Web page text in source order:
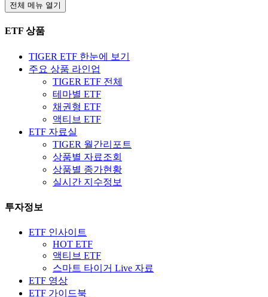
전체 메뉴 열기
ETF 상품
TIGER ETF 한눈에 보기
주요 상품 라인업
TIGER ETF 전체
테마별 ETF
채권형 ETF
액티브 ETF
ETF 자료실
TIGER 월간리포트
상품별 자료조회
상품별 종가현황
실시간 지수정보
투자정보
ETF 인사이트
HOT ETF
액티브 ETF
스마트 타이거 Live 자료
ETF 영상
ETF 가이드북